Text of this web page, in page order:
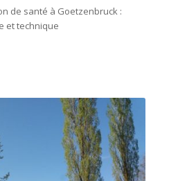
de santé à Goetzenbruck :
et technique